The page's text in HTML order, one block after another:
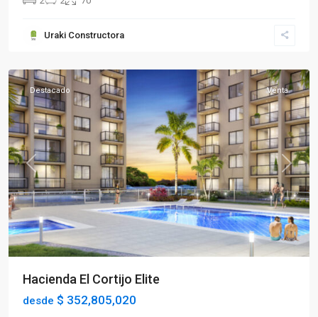
Uraki Constructora
Norte,
Previous Next
Destacado Venta
Hacienda El Cortijo Elite
desde $ 352,805,020